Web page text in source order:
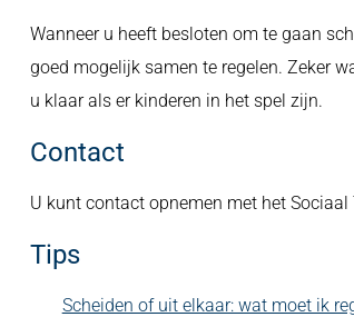
Wanneer u heeft besloten om te gaan
goed mogelijk samen te regelen. Zeker
u klaar als er kinderen in het spel zijn.
Contact
U kunt contact opnemen met het
Tips
Scheiden of uit elkaar: wat moet ik